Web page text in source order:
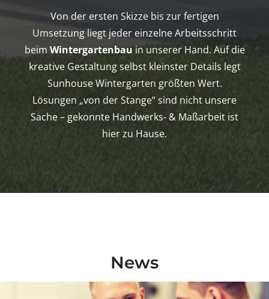
Von der ersten Skizze bis zur fertigen
Umsetzung liegt jeder einzelne Arbeitsschritt
beim Wintergartenbauin unserer Hand. Auf die
kreative Gestaltung selbst kleinster Details legt
Sunhouse Wintergarten größten Wert.
Lösungen „von der Stange“ sind nicht unsere
Sache – gekonnte Handwerks- & Maßarbeit ist
hier zu Hause.
News